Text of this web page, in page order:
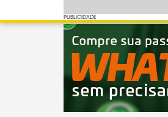
PUBLICIDADE
PUBLICIDADE